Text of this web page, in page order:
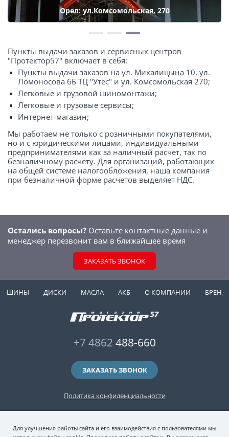
Орел: ул.Комсомольская, 270
Пункты выдачи заказов и сервисных центров
"Протектор57" включает в себя:
Пункты выдачи заказов на ул. Михалицына 10, ул.
Ломоносова 6Б ТЦ "Утёс" и ул. Комсомольская 270;
Легковые и грузовой шиномонтажи;
Легковые и грузовые сервисы;
Интернет-магазин;
Мы работаем не только с розничными покупателями,
но и с юридическими лицами, индивидуальными
предпринимателями как за наличный расчет, так по
безналичному расчету. Для организаций, работающих
на общей системе налогообложения, наша компания
при безналичной форме расчетов выделяет НДС.
Остались вопросы? Оставьте контактные данные и
менеджер перезвонит вам в ближайшее время
ЗАКАЗАТЬ ЗВОНОК
ШИНЫ ДИСКИ МАСЛА АКБ О КОМПАНИИ
Политика конфиденциальности
+7 4862 488-660
ЗАКАЗАТЬ ЗВОНОК
2006-2026 © интернет-магазин "Протектор 57" — автомобильные шины
(зимние и летние шины), колесные диски, шиномонтаж и хранение шин.
Для улучшения работы сайта и его взаимодействия с пользователями мы